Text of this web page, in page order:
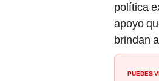
política
apoyo
brindan
PUEDES